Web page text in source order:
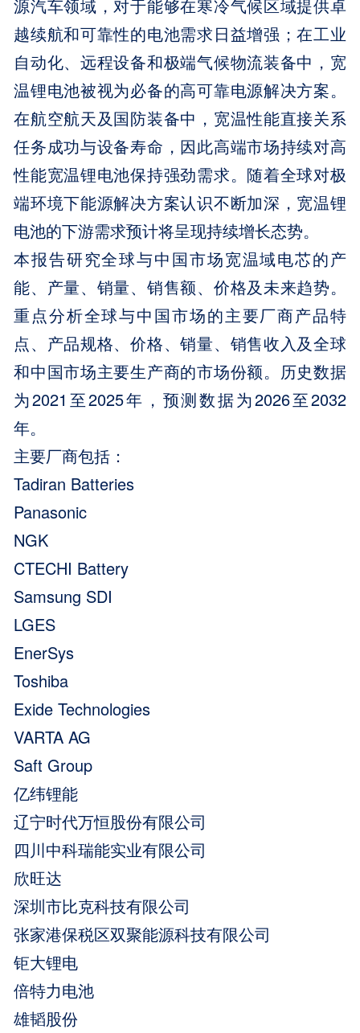
源汽车领域，对于能够在寒冷气候区域提供卓
越续航和可靠性的电池需求日益增强；在工业
自动化、远程设备和极端气候物流装备中，宽
温锂电池被视为必备的高可靠电源解决方案。
在航空航天及国防装备中，宽温性能直接关系
任务成功与设备寿命，因此高端市场持续对高
性能宽温锂电池保持强劲需求。随着全球对极
端环境下能源解决方案认识不断加深，宽温锂
电池的下游需求预计将呈现持续增长态势。
本报告研究全球与中国市场宽温域电芯的产
能、产量、销量、销售额、价格及未来趋势。
重点分析全球与中国市场的主要厂商产品特
点、产品规格、价格、销量、销售收入及全球
和中国市场主要生产商的市场份额。历史数据
为2021至2025年，预测数据为2026至2032
年。
主要厂商包括：
Tadiran Batteries
Panasonic
NGK
CTECHI Battery
Samsung SDI
LGES
EnerSys
Toshiba
Exide Technologies
VARTA AG
Saft Group
亿纬锂能
辽宁时代万恒股份有限公司
四川中科瑞能实业有限公司
欣旺达
深圳市比克科技有限公司
张家港保税区双聚能源科技有限公司
钜大锂电
倍特力电池
雄韬股份